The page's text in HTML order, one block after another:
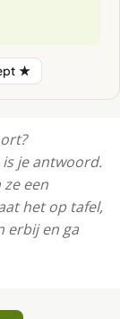
★
je antwoord.
een
het op tafel,
erbij en ga